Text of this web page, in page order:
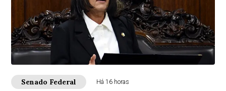
Senado Federal Há 16 horas